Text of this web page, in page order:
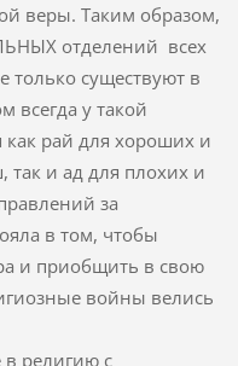
веры. Таким образом,
отделений всех
только существуют в
всегда у такой
рай для хороших и
так и ад для плохих и
за
в том, чтобы
и приобщить в свою
войны велись
религию с